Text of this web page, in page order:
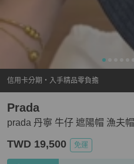
信用卡分期・入手精品零負擔
prada 丹寧 牛仔 遮陽帽 漁夫
Prada
TWD 19,500 免運